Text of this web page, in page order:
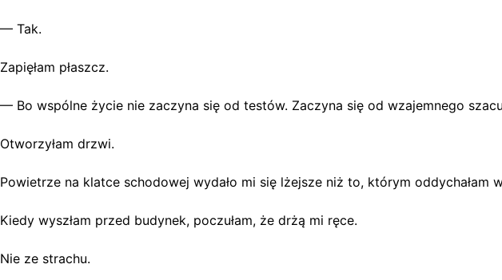
— Tak.
Zapięłam płaszcz.
— Bo wspólne życie nie zaczyna się od testów. Zaczyna się od wzajemnego
Otworzyłam drzwi.
Powietrze na klatce schodowej wydało mi się lżejsze niż to, którym oddychałam
Kiedy wyszłam przed budynek, poczułam, że drżą mi ręce.
Nie ze strachu.